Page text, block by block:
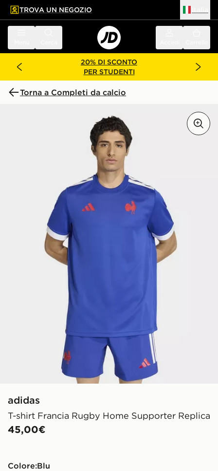
principale
a fondo pagina
TROVA UN NEGOZIO
20% DI SCONTO
PER STUDENTI
Torna a Completi da calcio
adidas
T-shirt Francia Rugby Home Supporter Replica
45,00€
Colore:
blu